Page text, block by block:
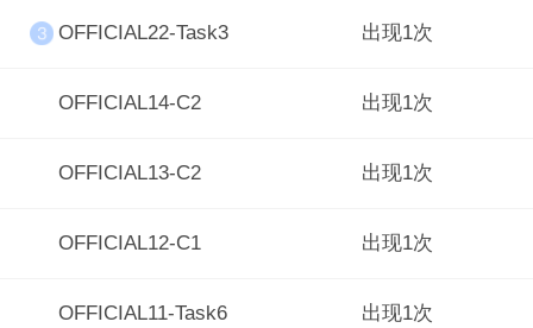
OFFICIAL22-Task3 出现1次
OFFICIAL14-C2 出现1次
OFFICIAL13-C2 出现1次
OFFICIAL12-C1 出现1次
OFFICIAL11-Task6 出现1次